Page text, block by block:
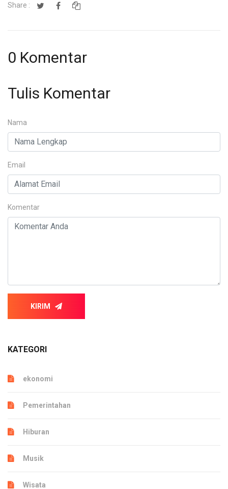
Share :
0 Komentar
Tulis Komentar
Nama
Email
Komentar
KIRIM
KATEGORI
ekonomi
Pemerintahan
Hiburan
Musik
Wisata